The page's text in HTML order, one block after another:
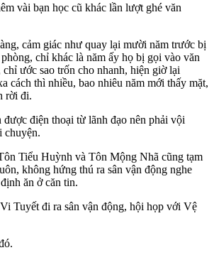
vài bạn học cũ khác lần lượt ghé văn
cảm giác như quay lại mười năm trước bị
chỉ khác là năm ấy họ bị gọi vào văn
ước sao trốn cho nhanh, hiện giờ lại
cách thì nhiều, bao nhiêu năm mới thấy mặt,
rời đi.
được điện thoại từ lãnh đạo nên phải vội
chuyện.
Tiểu Huỳnh và Tôn Mộng Nhã cũng tạm
không hứng thú ra sân vận động nghe
ăn ở căn tin.
Tuyết đi ra sân vận động, hội họp với Vệ